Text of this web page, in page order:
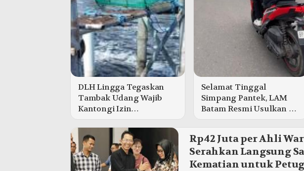
DLH Lingga Tegaskan
Tambak Udang Wajib
Kantongi Izin
Lingkungan Sebelum
Garap Lahan
Selamat Tinggal
Simpang Pantek, LAM
Batam Resmi Usulkan 46
Nama Baru, Ini Daftarnya
Rp42 Juta per Ahli
Serahkan Langsung
Kematian untuk